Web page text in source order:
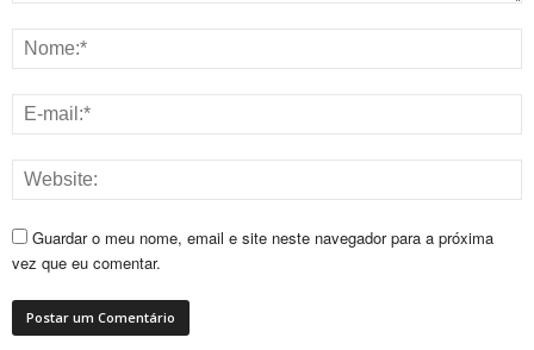
Guardar o meu nome, email e site neste navegador para a próxima
vez que eu comentar.